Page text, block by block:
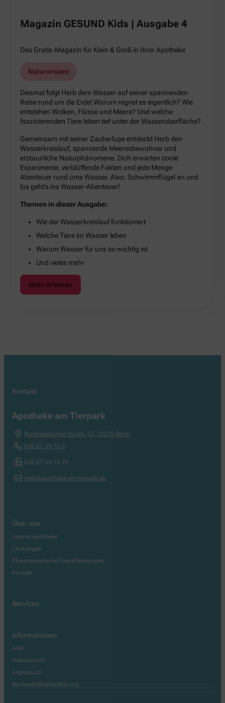
Magazin GESUND Kids | Ausgabe 4
Das Gratis-Magazin für Klein & Groß in Ihrer Apotheke
Naturwissen
Diesmal folgt Herb dem Wasser auf seiner spannenden
Reise rund um die Erde! Warum regnet es eigentlich? Wie
entstehen Wolken, Flüsse und Meere? Und welche
faszinierenden Tiere leben tief unter der Wasseroberfläche?
Gemeinsam mit seiner Zauberlupe entdeckt Herb den
Wasserkreislauf, spannende Meeresbewohner und
erstaunliche Naturphänomene. Dich erwarten coole
Experimente, verblüffende Fakten und jede Menge
Abenteuer rund ums Wasser. Also: Schwimmflügel an und
los geht’s ins Wasser-Abenteuer!
Themen in dieser Ausgabe:
Wie der Wasserkreislauf funktioniert
Welche Tiere im Wasser leben
Warum Wasser für uns so wichtig ist
Und vieles mehr
Mehr erfahren
Kontakt
Apotheke am Tierpark
Rummelsburger Straße 13, 10315 Berlin
030 51 59 16 0
030 51 59 16 23
mail@apotheke-am-tierpark.de
Über uns
Unsere Apotheke
Leistungen
Pharmazeutische Dienstleistungen
Kontakt
Services
Informationen
AGB
Datenschutz
Impressum
Barrierefreiheitserklärung